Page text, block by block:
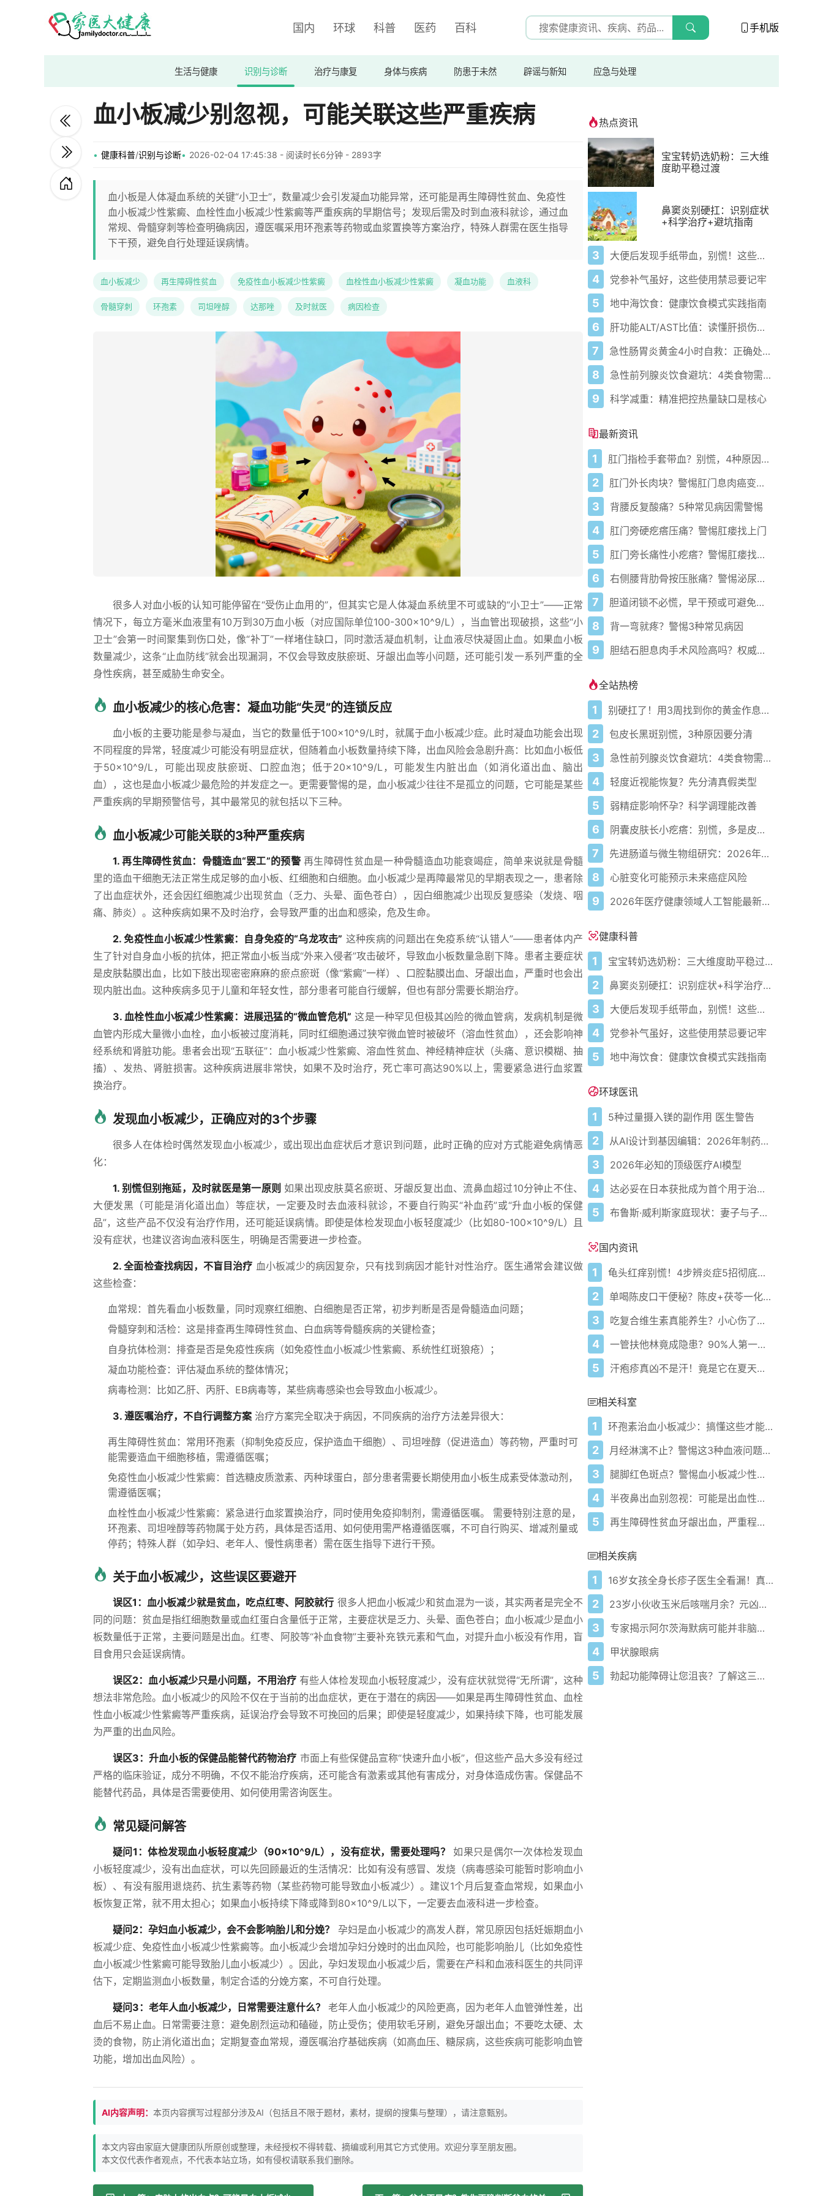
国内 环球 科普 医药 百科 手机版
生活与健康 识别与诊断 治疗与康复 身体与疾病 防患于未然 辟谣与新知 应急与处理
血小板减少别忽视，可能关联这些严重疾病
健康科普/识别与诊断 2026-02-04 17:45:38 - 阅读时长6分钟 - 2893字
血小板是人体凝血系统的关键“小卫士”，数量减少会引发凝血功能异常，还可能是再生障碍性贫血、免疫性
血小板减少性紫癜、血栓性血小板减少性紫癜等严重疾病的早期信号；发现后需及时到血液科就诊，通过血
常规、骨髓穿刺等检查明确病因，遵医嘱采用环孢素等药物或血浆置换等方案治疗，特殊人群需在医生指导
下干预，避免自行处理延误病情。
血小板减少 再生障碍性贫血 免疫性血小板减少性紫癜 血栓性血小板减少性紫癜 凝血功能 血液科
骨髓穿刺 环孢素 司坦唑醇 达那唑 及时就医 病因检查
很多人对血小板的认知可能停留在“受伤止血用的”，但其实它是人体凝血系统里不可或缺的“小卫士”——正常
情况下，每立方毫米血液里有10万到30万血小板（对应国际单位100-300×10^9/L），当血管出现破损，这些“小
卫士”会第一时间聚集到伤口处，像“补丁”一样堵住缺口，同时激活凝血机制，让血液尽快凝固止血。如果血小板
数量减少，这条“止血防线”就会出现漏洞，不仅会导致皮肤瘀斑、牙龈出血等小问题，还可能引发一系列严重的全
身性疾病，甚至威胁生命安全。
血小板减少的核心危害：凝血功能“失灵”的连锁反应
血小板的主要功能是参与凝血，当它的数量低于100×10^9/L时，就属于血小板减少症。此时凝血功能会出现
不同程度的异常，轻度减少可能没有明显症状，但随着血小板数量持续下降，出血风险会急剧升高：比如血小板低
于50×10^9/L，可能出现皮肤瘀斑、口腔血泡；低于20×10^9/L，可能发生内脏出血（如消化道出血、脑出
血），这也是血小板减少最危险的并发症之一。更需要警惕的是，血小板减少往往不是孤立的问题，它可能是某些
严重疾病的早期预警信号，其中最常见的就包括以下三种。
血小板减少可能关联的3种严重疾病
1. 再生障碍性贫血：骨髓造血“罢工”的预警再生障碍性贫血是一种骨髓造血功能衰竭症，简单来说就是骨髓
里的造血干细胞无法正常生成足够的血小板、红细胞和白细胞。血小板减少是再障最常见的早期表现之一，患者除
了出血症状外，还会因红细胞减少出现贫血（乏力、头晕、面色苍白），因白细胞减少出现反复感染（发烧、咽
痛、肺炎）。这种疾病如果不及时治疗，会导致严重的出血和感染，危及生命。
2. 免疫性血小板减少性紫癜：自身免疫的“乌龙攻击” 这种疾病的问题出在免疫系统“认错人”——患者体内产
生了针对自身血小板的抗体，把正常血小板当成“外来入侵者”攻击破坏，导致血小板数量急剧下降。患者主要症状
是皮肤黏膜出血，比如下肢出现密密麻麻的瘀点瘀斑（像“紫癜”一样）、口腔黏膜出血、牙龈出血，严重时也会出
现内脏出血。这种疾病多见于儿童和年轻女性，部分患者可能自行缓解，但也有部分需要长期治疗。
3. 血栓性血小板减少性紫癜：进展迅猛的“微血管危机” 这是一种罕见但极其凶险的微血管病，发病机制是微
血管内形成大量微小血栓，血小板被过度消耗，同时红细胞通过狭窄微血管时被破坏（溶血性贫血），还会影响神
经系统和肾脏功能。患者会出现“五联征”：血小板减少性紫癜、溶血性贫血、神经精神症状（头痛、意识模糊、抽
搐）、发热、肾脏损害。这种疾病进展非常快，如果不及时治疗，死亡率可高达90%以上，需要紧急进行血浆置
换治疗。
发现血小板减少，正确应对的3个步骤
很多人在体检时偶然发现血小板减少，或出现出血症状后才意识到问题，此时正确的应对方式能避免病情恶
化：
1. 别慌但别拖延，及时就医是第一原则 如果出现皮肤莫名瘀斑、牙龈反复出血、流鼻血超过10分钟止不住、
大便发黑（可能是消化道出血）等症状，一定要及时去血液科就诊，不要自行购买“补血药”或“升血小板的保健
品”，这些产品不仅没有治疗作用，还可能延误病情。即使是体检发现血小板轻度减少（比如80-100×10^9/L）且
没有症状，也建议咨询血液科医生，明确是否需要进一步检查。
2. 全面检查找病因，不盲目治疗 血小板减少的病因复杂，只有找到病因才能针对性治疗。医生通常会建议做
这些检查：
血常规：首先看血小板数量，同时观察红细胞、白细胞是否正常，初步判断是否是骨髓造血问题；
骨髓穿刺和活检：这是排查再生障碍性贫血、白血病等骨髓疾病的关键检查；
自身抗体检测：排查是否是免疫性疾病（如免疫性血小板减少性紫癜、系统性红斑狼疮）；
凝血功能检查：评估凝血系统的整体情况；
病毒检测：比如乙肝、丙肝、EB病毒等，某些病毒感染也会导致血小板减少。
3. 遵医嘱治疗，不自行调整方案 治疗方案完全取决于病因，不同疾病的治疗方法差异很大：
再生障碍性贫血：常用环孢素（抑制免疫反应，保护造血干细胞）、司坦唑醇（促进造血）等药物，严重时可
能需要造血干细胞移植，需遵循医嘱；
免疫性血小板减少性紫癜：首选糖皮质激素、丙种球蛋白，部分患者需要长期使用血小板生成素受体激动剂，
需遵循医嘱；
血栓性血小板减少性紫癜：紧急进行血浆置换治疗，同时使用免疫抑制剂，需遵循医嘱。 需要特别注意的是，
环孢素、司坦唑醇等药物属于处方药，具体是否适用、如何使用需严格遵循医嘱，不可自行购买、增减剂量或
停药；特殊人群（如孕妇、老年人、慢性病患者）需在医生指导下进行干预。
关于血小板减少，这些误区要避开
误区1：血小板减少就是贫血，吃点红枣、阿胶就行 很多人把血小板减少和贫血混为一谈，其实两者是完全不
同的问题：贫血是指红细胞数量或血红蛋白含量低于正常，主要症状是乏力、头晕、面色苍白；血小板减少是血小
板数量低于正常，主要问题是出血。红枣、阿胶等“补血食物”主要补充铁元素和气血，对提升血小板没有作用，盲
目食用只会延误病情。
误区2：血小板减少只是小问题，不用治疗有些人体检发现血小板轻度减少，没有症状就觉得“无所谓”，这种
想法非常危险。血小板减少的风险不仅在于当前的出血症状，更在于潜在的病因——如果是再生障碍性贫血、血栓
性血小板减少性紫癜等严重疾病，延误治疗会导致不可挽回的后果；即使是轻度减少，如果持续下降，也可能发展
为严重的出血风险。
误区3：升血小板的保健品能替代药物治疗 市面上有些保健品宣称“快速升血小板”，但这些产品大多没有经过
严格的临床验证，成分不明确，不仅不能治疗疾病，还可能含有激素或其他有害成分，对身体造成伤害。保健品不
能替代药品，具体是否需要使用、如何使用需咨询医生。
常见疑问解答
疑问1：体检发现血小板轻度减少（90×10^9/L），没有症状，需要处理吗？
如果只是偶尔一次体检发现血
小板轻度减少，没有出血症状，可以先回顾最近的生活情况：比如有没有感冒、发烧（病毒感染可能暂时影响血小
板）、有没有服用退烧药、抗生素等药物（某些药物可能导致血小板减少）。建议1个月后复查血常规，如果血小
板恢复正常，就不用太担心；如果血小板持续下降或降到80×10^9/L以下，一定要去血液科进一步检查。
疑问2：孕妇血小板减少，会不会影响胎儿和分娩？
孕妇是血小板减少的高发人群，常见原因包括妊娠期血小
板减少症、免疫性血小板减少性紫癜等。血小板减少会增加孕妇分娩时的出血风险，也可能影响胎儿（比如免疫性
血小板减少性紫癜可能导致胎儿血小板减少）。因此，孕妇发现血小板减少后，需要在产科和血液科医生的共同评
估下，定期监测血小板数量，制定合适的分娩方案，不可自行处理。
疑问3：老年人血小板减少，日常需要注意什么？
老年人血小板减少的风险更高，因为老年人血管弹性差，出
血后不易止血。日常需要注意：避免剧烈运动和磕碰，防止受伤；使用软毛牙刷，避免牙龈出血；不要吃太硬、太
烫的食物，防止消化道出血；定期复查血常规，遵医嘱治疗基础疾病（如高血压、糖尿病，这些疾病可能影响血管
功能，增加出血风险）。
AI内容声明： 本页内容撰写过程部分涉及AI（包括且不限于题材，素材，提纲的搜集与整理），请注意甄别。
本文内容由家庭大健康团队所原创或整理，未经授权不得转载、摘编或利用其它方式使用。欢迎分享至朋友圈。
本文仅代表作者观点，不代表本站立场，如有侵权请联系我们删除。
热点资讯
宝宝转奶选奶粉：三大维
度助平稳过渡
鼻窦炎别硬扛：识别症状
+科学治疗+避坑指南
3 大便后发现手纸带血，别慌！这些原因你需要了解
4 党参补气虽好，这些使用禁忌要记牢
5 地中海饮食：健康饮食模式实践指南
6 肝功能ALT/AST比值：读懂肝损伤信号
7 急性肠胃炎黄金4小时自救：正确处置与误区避坑关键
8 急性前列腺炎饮食避坑：4类食物需规避促康复
9 科学减重：精准把控热量缺口是核心
最新资讯
1 肛门指检手套带血？别慌，4种原因要分清
2 肛门外长肉块？警惕肛门息肉癌变风险
3 背腰反复酸痛？5种常见病因需警惕
4 肛门旁硬疙瘩压痛？警惕肛瘘找上门
5 肛门旁长痛性小疙瘩？警惕肛瘘找上门
6 右侧腰背肋骨按压胀痛？警惕泌尿系结石
7 胆道闭锁不必慌，早干预或可避免肝移植
8 背一弯就疼？警惕3种常见病因
9 胆结石胆息肉手术风险高吗？权威解析消焦虑
全站热榜
1 别硬扛了！用3周找到你的黄金作息你的身体在等你
2 包皮长黑斑别慌，3种原因要分清
3 急性前列腺炎饮食避坑：4类食物需规避促康复
4 轻度近视能恢复？先分清真假类型
5 弱精症影响怀孕？科学调理能改善
6 阴囊皮肤长小疙瘩：别慌，多是皮脂腺囊肿
7 先进肠道与微生物组研究：2026年第1卷
8 心脏变化可能预示未来癌症风险
9 2026年医疗健康领域人工智能最新新闻与突破
健康科普
1 宝宝转奶选奶粉：三大维度助平稳过渡
2 鼻窦炎别硬扛：识别症状+科学治疗+避坑指南
3 大便后发现手纸带血，别慌！这些原因你需要了解
4 党参补气虽好，这些使用禁忌要记牢
5 地中海饮食：健康饮食模式实践指南
环球医讯
1 5种过量摄入镁的副作用 医生警告
2 从AI设计到基因编辑：2026年制药领域重大突破
3 2026年必知的顶级医疗AI模型
4 达必妥在日本获批成为首个用于治疗慢性阻塞性肺病的生物制剂
5 布鲁斯·威利斯家庭现状：妻子与子女共同支撑巨星面对健康恶化挑战
国内资讯
1 龟头红痒别慌！4步辨炎症5招彻底防复发
2 单喝陈皮口干便秘？陈皮+茯苓一化一排稳祛湿不伤身
3 吃复合维生素真能养生？小心伤了你的肝！
4 一管扶他林竟成隐患？90%人第一步就错了！
5 汗疱疹真凶不是汗！竟是它在夏天偷偷搞鬼？
相关科室
1 环孢素治血小板减少：搞懂这些才能用对不踩坑
2 月经淋漓不止？警惕这3种血液问题，及时检查别延误
3 腿脚红色斑点？警惕血小板减少性紫癜信号
4 半夜鼻出血别忽视：可能是出血性疾病信号，教你及时识别
5 再生障碍性贫血牙龈出血，严重程度和什么有关？
相关疾病
1 16岁女孩全身长疹子医生全看漏！真相让人后怕
2 23岁小伙收玉米后咳喘月余？元凶竟是这种毒菌
3 专家揭示阿尔茨海默病可能并非脑部疾病
4 甲状腺眼病
5 勃起功能障碍让您沮丧？了解这三点关键信息